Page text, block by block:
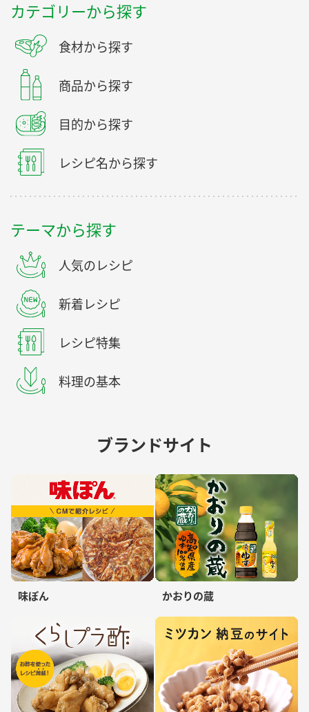
カテゴリーから探す
食材から探す
商品から探す
目的から探す
レシピ名から探す
テーマから探す
人気のレシピ
新着レシピ
レシピ特集
料理の基本
ブランドサイト
味ぽん かおりの蔵